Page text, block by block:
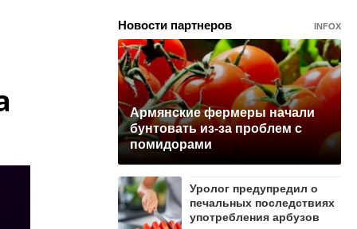
Новости партнеров INFOX
Армянские фермеры начали
бунтовать из-за проблем с
помидорами
Уролог предупредил о
печальных последствиях
употребления арбузов